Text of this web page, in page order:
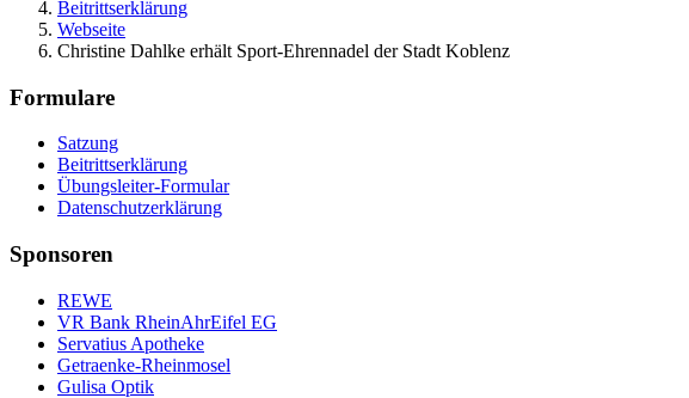
Beitrittserklärung
Webseite
Christine Dahlke erhält Sport-Ehrennadel der Stadt Koblenz
Formulare
Satzung
Beitrittserklärung
Übungsleiter-Formular
Datenschutzerklärung
Sponsoren
REWE
VR Bank RheinAhrEifel EG
Servatius Apotheke
Getraenke-Rheinmosel
Gulisa Optik